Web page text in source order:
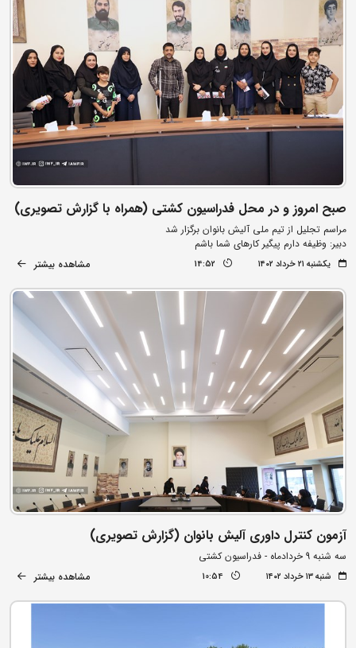
صبح امروز و در محل فدراسیون کشتی (همراه با گزارش تصویری)
مراسم تجلیل از تیم ملی آلیش بانوان برگزار شد
دبیر: وظیفه دارم پیگیر کارهای شما باشم
یکشنبه ۲۱ خرداد ۱۴۰۲ 14:52 مشاهده بیشتر
آزمون کنترل داوری آلیش بانوان (گزارش تصویری)
سه شنبه 9 خردادماه - فدراسیون کشتی
شنبه ۱۳ خرداد ۱۴۰۲ 10:54 مشاهده بیشتر